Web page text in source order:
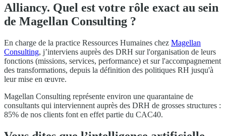
Alliancy. Quel est votre rôle exact au sein
de Magellan Consulting ?
En charge de la practice Ressources Humaines chez Magellan
Consulting, j’interviens auprès des DRH sur l'organisation de leurs
fonctions (missions, services, performance) et sur l'accompagnement
des transformations, depuis la définition des politiques RH jusqu'à
leur mise en œuvre.
Magellan Consulting représente environ une quarantaine de
consultants qui interviennent auprès des DRH de grosses structures :
85% de nos clients font en effet partie du CAC40.